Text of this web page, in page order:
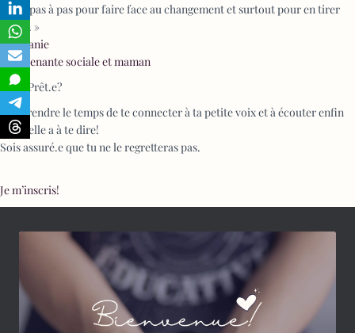
guide pas à pas pour faire face au changement et surtout pour en tirer
profit. »
Stéphanie
Intervenante sociale et maman
Tu es Prêt.e?
Ose prendre le temps de te connecter à ta petite voix et à écouter enfin
ce qu’elle a à te dire!
Sois assuré.e que tu ne le regretteras pas.
Je m’inscris!